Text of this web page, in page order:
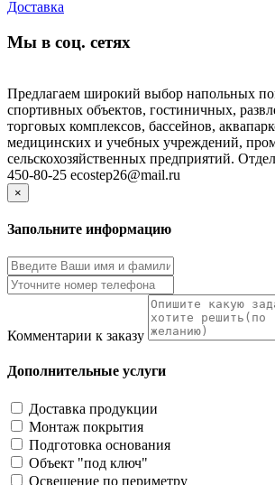
Доставка
Мы в соц. сетях
Предлагаем широкий выбор напольных
спортивных объектов, гостиничных,
торговых комплексов, бассейнов,
медицинских и учебных учреждений,
сельскохозяйственных предприятий.
450-80-25 ecostep26@mail.ru
×
Запольните информацию
Комментарии к заказу
Дополнительные услуги
Доставка продукции
Монтаж покрытия
Подготовка основания
Объект "под ключ"
Освещение по периметру